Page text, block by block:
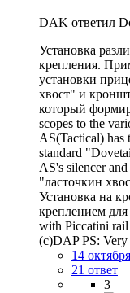
DAK ответил
Установка
крепления.
установки
хвост" и
который
scopes to the
AS(Tactical) has
standard
AS's silencer
"ласточкин
Установка на
креплением
with Piccatini
(c)DAP PS:
14
21 ответ
3